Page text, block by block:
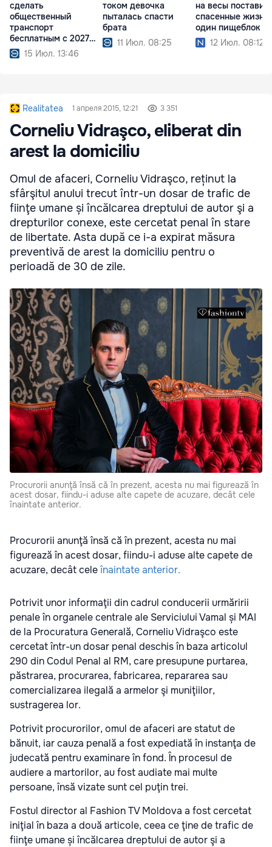
сделать
общественный
транспорт
бесплатным с 2027
года15 Июл. 13:46
током девочка
пыталась спасти
брата
11 Июл. 08:25
на весы
спасенные жизни
один пищеблок
12 Июл. 08:12
Realitatea 1 апреля 2015, 12:21 3 351
Corneliu Vidraşco, eliberat din
arest la domiciliu
Omul de afaceri, Corneliu Vidraşco, reținut la
sfârşitul anului trecut într-un dosar de trafic de
fiinţe umane și încălcarea dreptului de autor şi a
drepturilor conexe, este cercetat penal în stare
de libertate. Asta după ce i-a expirat măsura
preventivă de arest la domiciliu pentru o
perioadă de 30 de zile.
Procurorii anunţă însă că în prezent, acesta nu mai figurează în
acest dosar, fiindu-i aduse alte capete de acuzare, decât cele
înaintate anterior.
Procurorii anunţă însă că în prezent, acesta nu mai
figurează în acest dosar, fiindu-i aduse alte capete de
acuzare, decât celeînaintate anterior.
Potrivit unor informaţii din cadrul conducerii urmăririi
penale în organele centrale ale Serviciului Vamal și MAI
de la Procuratura Generală, Corneliu Vidraşco este
cercetat într-un dosar penal deschis în baza articolul
290 din Codul Penal al RM, care presupune purtarea,
păstrarea, procurarea, fabricarea, repararea sau
comercializarea ilegală a armelor şi muniţiilor,
sustragerea lor.
Potrivit procurorilor, omul de afaceri are statut de
bănuit, iar cauza penală a fost expediată în instanţa de
judecată pentru examinare în fond. În procesul de
audiere a martorilor, au fost audiate mai multe
persoane, însă vizate sunt cel puţin trei.
Fostul director al Fashion TV Moldova a fost cercetat
iniţial în baza a două articole, ceea ce ţine de trafic de
fiinţe umane și încălcarea dreptului de autor şi a